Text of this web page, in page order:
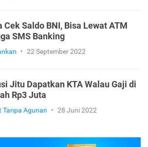
Cek Saldo BNI, Bisa Lewat ATM
SMS Banking
• 22 September 2022
Jitu Dapatkan KTA Walau Gaji di
Rp3 Juta
Tanpa Agunan • 28 Juni 2022